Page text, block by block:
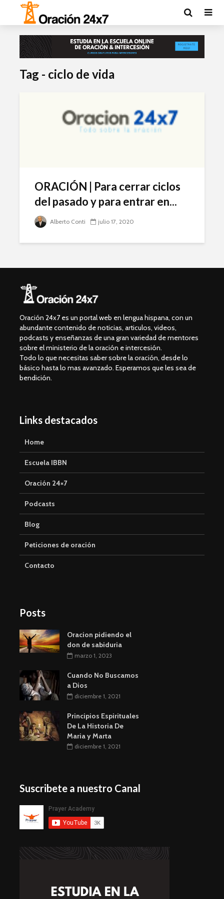
Tag - ciclo de vida
ORACIÓN | Para cerrar ciclos
del pasado y para entrar en...
Alberto Conti julio 17, 2020
Oración 24x7 es un portal web en lengua hispana, con un
abundante contenido de noticias, articulos, videos,
podcasts y enseñanzas de una gran variedad de mentores
sobre el ministerio de la oración e intercesión.
Todo lo que necesitas saber sobre la oración, desde lo
básico hasta lo mas avanzado. Esperamos que les sea de
bendición.
Links destacados
Home
Escuela IBBN
Oración 24×7
Podcasts
Blog
Peticiones de oración
Contacto
Posts
Oracion pidiendo el
don de sabiduria
marzo 1, 2023
Cuando No Buscamos
a Dios
diciembre 1, 2021
Principios Espirituales
De La Historia De
Maria y Marta
diciembre 1, 2021
Suscribete a nuestro Canal